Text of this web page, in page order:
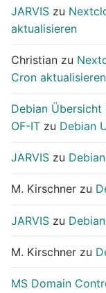
JARVIS zu
aktualisieren
Christian zu
Cron aktualisieren
Debian Übersicht
OF-IT zu Debian
JARVIS zu
M. Kirschner zu
JARVIS zu
M. Kirschner zu
MS Domain